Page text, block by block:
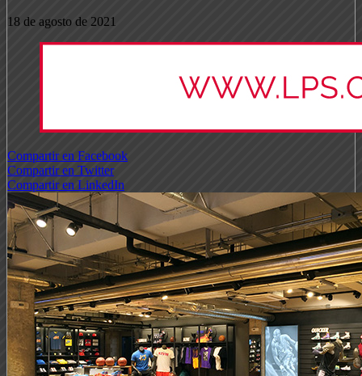
18 de agosto de 2021
Compartir en Facebook
Compartir en Twitter
Compartir en LinkedIn